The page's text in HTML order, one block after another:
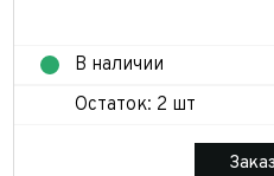
В наличии
Остаток: 2 шт